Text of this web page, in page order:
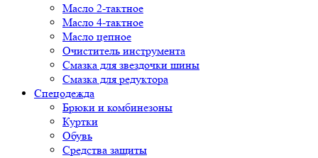
Масло 2-тактное
Масло 4-тактное
Масло цепное
Очиститель инструмента
Смазка для звездочки шины
Смазка для редуктора
Спецодежда
Брюки и комбинезоны
Куртки
Обувь
Средства защиты